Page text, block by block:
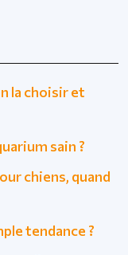
la choisir et
sain ?
chiens, quand
tendance ?